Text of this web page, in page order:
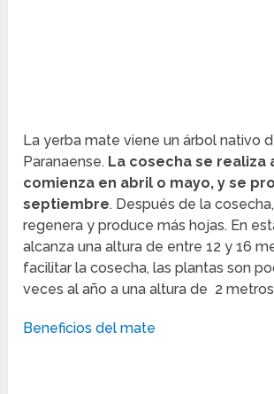
La yerba mate viene un árbol nativo
Paranaense. La cosecha se realiza
comienza en abril o mayo, y se
septiembre. Después de la
regenera y produce más hojas. En
alcanza una altura de entre 12 y 16
facilitar la cosecha, las plantas son
veces al año a una altura de 2
Beneficios del mate